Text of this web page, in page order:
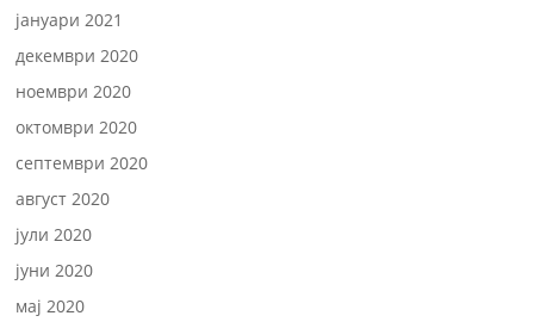
јануари 2021
декември 2020
ноември 2020
октомври 2020
септември 2020
август 2020
јули 2020
јуни 2020
мај 2020